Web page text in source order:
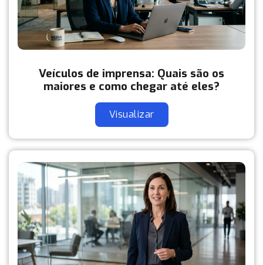
Veículos de imprensa: Quais são os
maiores e como chegar até eles?
Visualizar